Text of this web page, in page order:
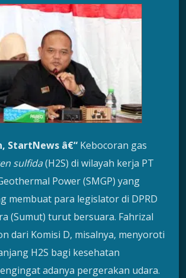
StartNews â€“ Kebocoran gas
sulfida(H2S) di wilayah kerja PT
Power (SMGP) yang
membuat para legislator di DPRD
(Sumut) turut bersuara. Fahrizal
dari Komisi D, misalnya, menyoroti
H2S bagi kesehatan
adanya pergerakan udara.